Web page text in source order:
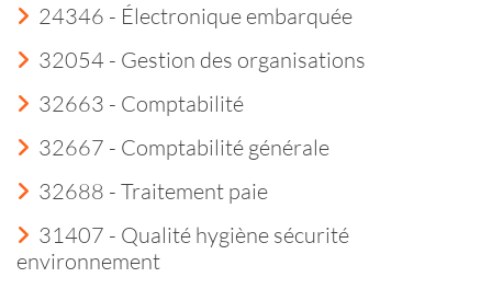
24346 - Électronique embarquée
32054 - Gestion des organisations
32663 - Comptabilité
32667 - Comptabilité générale
32688 - Traitement paie
31407 - Qualité hygiène sécurité
environnement